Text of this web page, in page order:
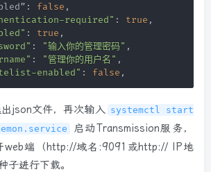
: false ,
required" : true ,
: true ,
: "输入你的管理密码" ,
: "管理你的用户名" ,
enabled" : false ,
json文件，再次输入 systemctl start
启动Transmission服务，
web端（http://域名:9091或http:// IP地
子进行下载。